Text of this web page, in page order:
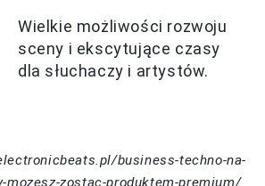
Wielkie możliwości rozwoju
sceny i ekscytujące czasy
dla słuchaczy i artystów.
business-techno-na-
mozesz-zostac-produktem-premium/